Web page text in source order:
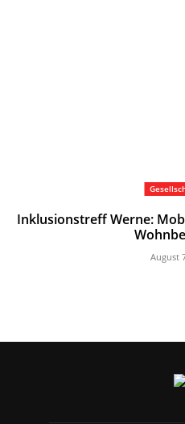
Inklusionstreff Werne:
August